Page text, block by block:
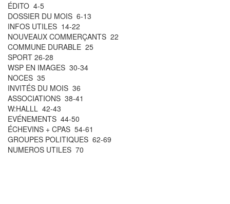
ÉDITO 4-5
DOSSIER DU MOIS 6-13
INFOS UTILES 14-22
NOUVEAUX COMMERÇANTS 22
COMMUNE DURABLE 25
SPORT 26-28
WSP EN IMAGES 30-34
NOCES 35
INVITÉS DU MOIS 36
ASSOCIATIONS 38-41
W:HALLL 42-43
EVÉNEMENTS 44-50
ÉCHEVINS + CPAS 54-61
GROUPES POLITIQUES 62-69
NUMEROS UTILES 70